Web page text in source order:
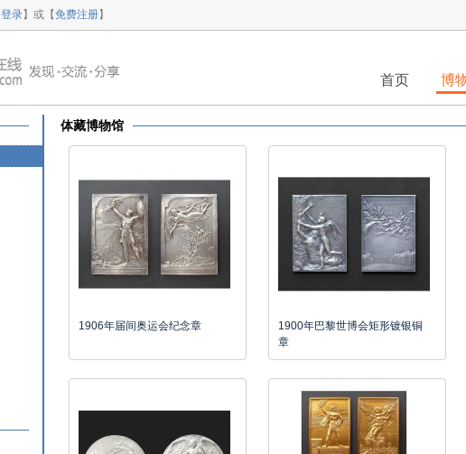
登录】或【免费注册】
首页 博
体藏博物馆
1906年届间奥运会纪念章
1900年巴黎世博会矩形镀银铜
章